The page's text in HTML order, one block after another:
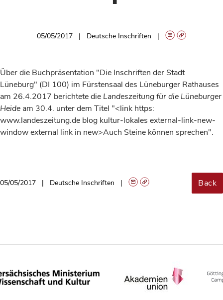
05/05/2017 Deutsche Inschriften
Über die Buchpräsentation "Die Inschriften der Stadt
Lüneburg" (DI 100) im Fürstensaal des Lüneburger Rathauses
am 26.4.2017 berichtete die Landeszeitung für die Lüneburger
Heide am 30.4. unter dem Titel "<link https:
www.landeszeitung.de blog kultur-lokales external-link-new-
window external link in new>Auch Steine können sprechen".
05/05/2017 Deutsche Inschriften Back